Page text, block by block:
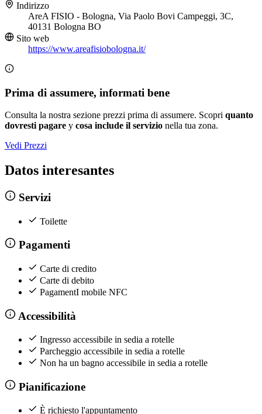
Indirizzo
AreA FISIO - Bologna, Via Paolo Bovi Campeggi, 3C,
40131 Bologna BO
Sito web
https://www.areafisiobologna.it/
Prima di assumere, informati bene
Consulta la nostra sezione prezzi prima di assumere. Scopri quanto
dovresti pagare y cosa include il servizio nella tua zona.
Vedi Prezzi
Datos interesantes
Servizi
Toilette
Pagamenti
Carte di credito
Carte di debito
PagamentI mobile NFC
Accessibilità
Ingresso accessibile in sedia a rotelle
Parcheggio accessibile in sedia a rotelle
Non ha un bagno accessibile in sedia a rotelle
Pianificazione
È richiesto l'appuntamento